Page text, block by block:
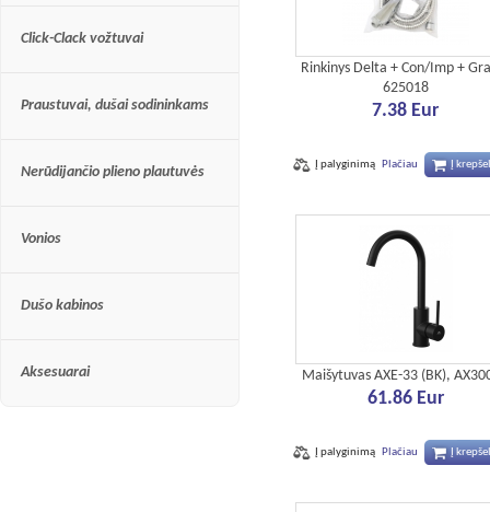
Click-Clack vožtuvai
Praustuvai, dušai sodininkams
Nerūdijančio plieno plautuvės
Vonios
Dušo kabinos
Aksesuarai
Rinkinys Delta + Con/Imp +
625018
7.38 Eur
Į palyginimą Plačiau Į
Maišytuvas AXE-33 (BK),
61.86 Eur
Į palyginimą Plačiau Į